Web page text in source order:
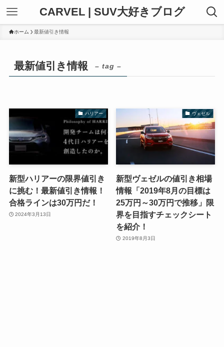
CARVEL | SUV大好きブログ
ホーム 最新値引き情報
最新値引き情報 – tag –
ハリアー
新型ハリアーの限界値引き
に挑む！最新値引き情報！
合格ラインは30万円だ！
2024年3月13日
ヴェゼル
新型ヴェゼルの値引き相場
情報「2019年8月の目標は
25万円～30万円で推移」限
界を目指すチェックシート
を紹介！
2019年8月3日